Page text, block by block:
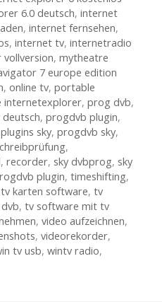
6.0 deutsch, internet
, internet fernsehen,
, internet tv, internetradio
vollversion, mytheatre
7 europe edition
, online tv, portable
internetexplorer, prog dvb,
, progdvb plugin,
sky, progdvb sky,
,
, recorder, sky dvbprog, sky
plugin, timeshifting,
tv karten software, tv
, tv software mit tv
, video aufzeichnen,
, videorekorder,
tv usb, wintv radio,